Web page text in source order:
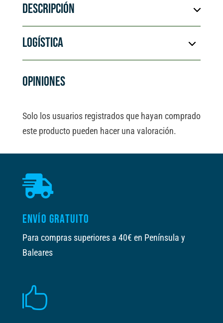
DESCRIPCIÓN
LOGÍSTICA
OPINIONES
Solo los usuarios registrados que hayan comprado
este producto pueden hacer una valoración.

ENVÍO GRATUITO
Para compras superiores a 40€ en Península y
Baleares
